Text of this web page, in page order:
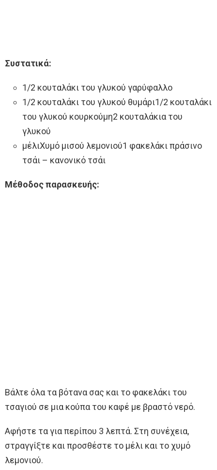
Συστατικά:
1/2 κουταλάκι του γλυκού γαρύφαλλο
1/2 κουταλάκι του γλυκού θυμάρι1/2 κουταλάκι
του γλυκού κουρκούμη2 κουταλάκια του
γλυκού
μέλιΧυμό μισού λεμονιού1 φακελάκι πράσινο
τσάι – κανονικό τσάι
Μέθοδος παρασκευής:
Βάλτε όλα τα βότανα σας και το φακελάκι του
τσαγιού σε μια κούπα του καφέ με βραστό νερό.
Αφήστε τα για περίπου 3 λεπτά. Στη συνέχεια,
στραγγίξτε και προσθέστε το μέλι και το χυμό
λεμονιού.